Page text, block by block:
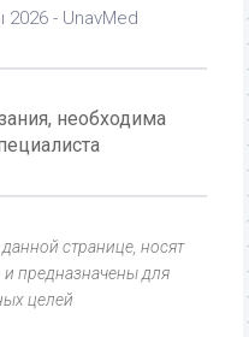
- UnavMed
необходима
странице, носят
предназначены для
целей